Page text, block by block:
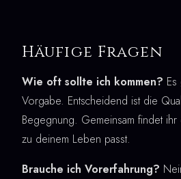
Häufige Fragen
Wie oft sollte ich kommen?
Vorgabe. Entscheidend ist die
Begegnung. Gemeinsam findet
zu deinem Leben passt.
Brauche ich Vorerfahrung?